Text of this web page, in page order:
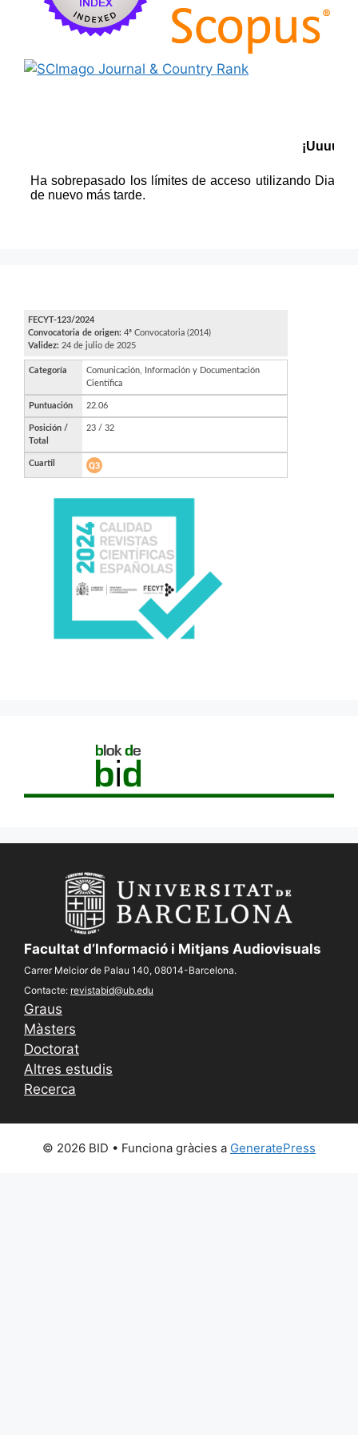
Facultat d’Informació i Mitjans Audiovisuals
Carrer Melcior de Palau 140, 08014-Barcelona.
Contacte: revistabid@ub.edu
Graus
Màsters
Doctorat
Altres estudis
Recerca
© 2026 BID • Funciona gràcies a GeneratePress